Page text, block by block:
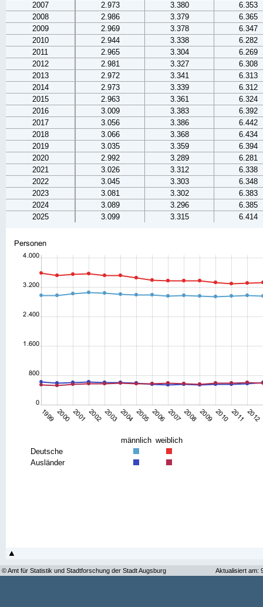
2007
2.973 3.380
6.353
2008
2.986 3.379
6.365
2009
2.969 3.378
6.347
2010
2.944 3.338
6.282
2011
2.965 3.304
6.269
2012
2.981 3.327
6.308
2013
2.972 3.341
6.313
2014
2.973 3.339
6.312
2015
2.963 3.361
6.324
2016
3.009 3.383
6.392
2017
3.056 3.386
6.442
2018
3.066 3.368
6.434
2019
3.035 3.359
6.394
2020
2.992 3.289
6.281
2021
3.026 3.312
6.338
2022
3.045 3.303
6.348
2023
3.081 3.302
6.383
2024
3.089 3.296
6.385
2025
3.099 3.315 6.414
männlich weiblich
Deutsche
Ausländer
© Amt für Statistik und Stadtforschung der Stadt Augsburg Aktualisiert am: